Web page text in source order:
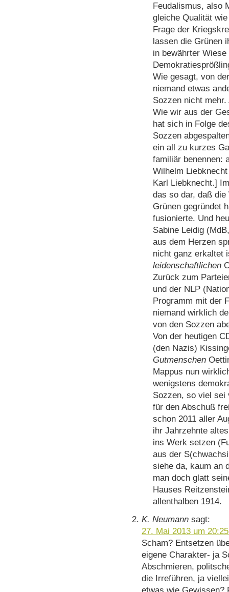
Feudalismus, also
gleiche Qualität
Frage der
lassen die Grünen
in bewährter
Wie gesagt, von
niemand etwas
Sozzen nicht
Wie wir aus der
hat sich in Folge
Sozzen
ein all zu kurzes
familiär benennen:
Wilhelm
Karl Liebknecht.]
das so dar, daß
Grünen gegründet
fusionierte. Und
Sabine Leidig
aus dem Herzen
nicht ganz erkaltet
leidenschaftlichen
Zurück zum
und der NLP
Programm mit der
niemand wirklich
von den Sozzen
Von der heutigen
(den Nazis)
Gutmenschen
Mappus nun
wenigstens
Sozzen, so viel sei
für den Abschuß
schon 2011 aller
ihr Jahrzehnte
ins Werk setzen
aus der
siehe da, kaum an
man doch glatt
Hauses
allenthalben 1914.
K. Neumann sagt:
27. Mai 2013 um
Scham? Entsetzen
eigene Charakter- ja
Abschmieren,
die Irreführen, ja